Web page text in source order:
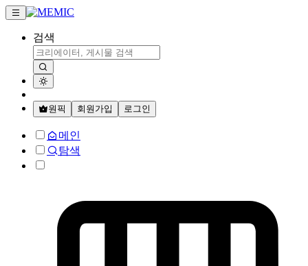
검색
원픽 회원가입 로그인
메인
탐색